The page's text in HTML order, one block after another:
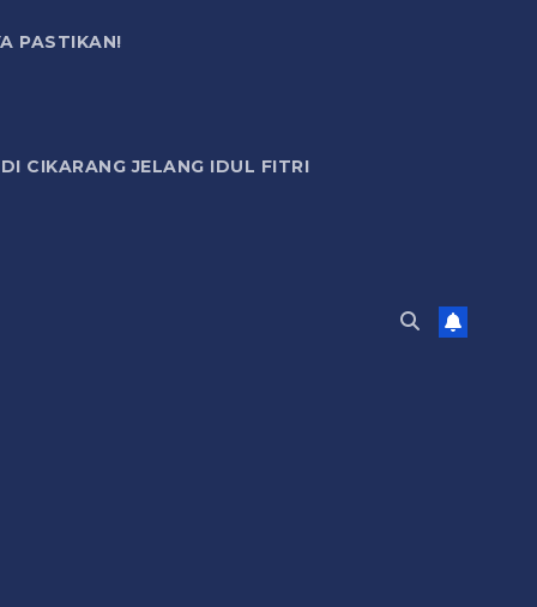
PASTIKAN!
CIKARANG JELANG IDUL FITRI